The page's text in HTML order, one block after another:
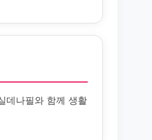
데나필와 함께 생활